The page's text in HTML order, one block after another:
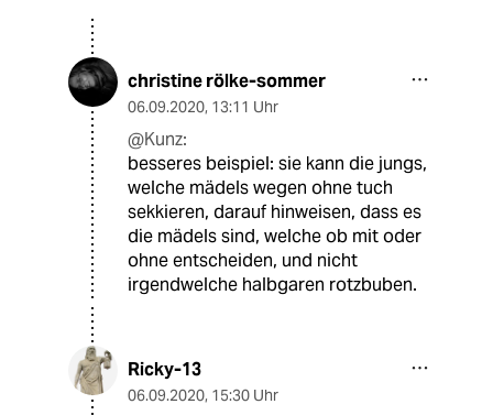
christine rölke-sommer
06.09.2020, 13:11 Uhr
@Kunz:
besseres beispiel: sie kann die jungs,
welche mädels wegen ohne tuch
sekkieren, darauf hinweisen, dass es
die mädels sind, welche ob mit oder
ohne entscheiden, und nicht
irgendwelche halbgaren rotzbuben.
Ricky-13
06.09.2020, 15:30 Uhr